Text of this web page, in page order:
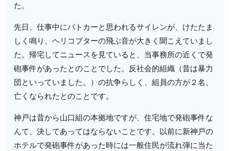
た。
先日、仕事中にパトカーと思われるサイレンが、けたたま
しく鳴り、ヘリコプターの飛ぶ音が大きく聞こえていまし
た。帰宅してニュースを見ていると、当事務所の近くで発
砲事件があったとのことでした。反社会的組織（昔は暴力
団といっていました。）の抗争らしく、組員の方が２名、
亡くなられたとのことです。
神戸は昔から山口組の本拠地ですが、住宅地で発砲事件な
んて、決してあってはならないことです。以前に新神戸の
ホテルで発砲事件があった時には一般住民が流れ弾に当た